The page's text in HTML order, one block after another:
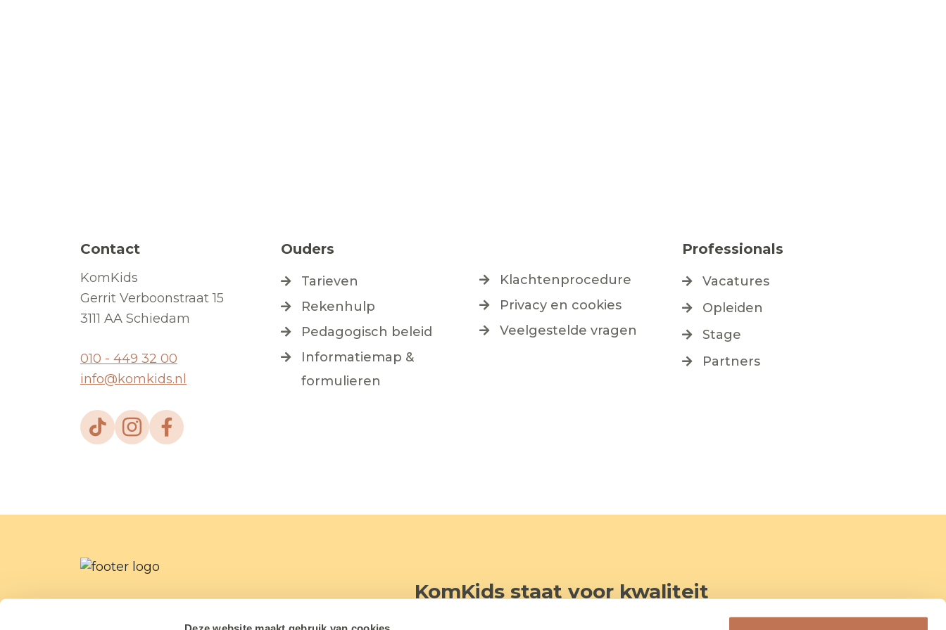
Contact
KomKids
Gerrit Verboonstraat 15
3111 AA Schiedam
010 - 449 32 00
info@komkids.nl
Ouders
Tarieven
Rekenhulp
Pedagogisch beleid
Informatiemap &
formulieren
Klachtenprocedure
Privacy en cookies
Veelgestelde vragen
Professionals
Vacatures
Opleiden
Stage
Partners
KomKids staat voor kwaliteit
Bij KomKids verkennen kinderen (0 tot 13 jaar) de wereld elke dag een